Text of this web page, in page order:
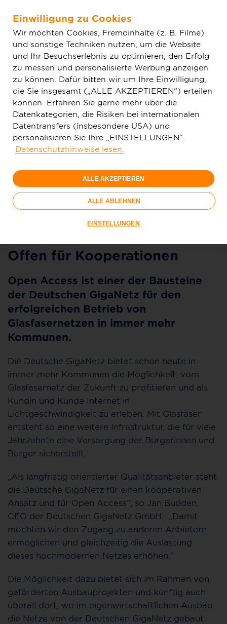
Zum Hauptinhalt springen
Aktuelles
Offen für Kooperationen
Open Access ist einer der Bausteine
der Deutschen GigaNetz für den
erfolgreichen Betrieb von
Glasfasernetzen in immer mehr
Kommunen.
Die Deutsche GigaNetz bietet schon heute in
immer mehr Kommunen die Möglichkeit, vom
Glasfasernetz der Zukunft zu profitieren und als
Kundin und Kunde Internet in
Lichtgeschwindigkeit zu erleben. Mit Glasfaser
entsteht so eine weitere Infrastruktur, die für viele
Jahrzehnte eine Versorgung der Bürgerinnen und
Bürger sicherstellt.
„Als langfristig orientierter Qualitätsanbieter steht
die Deutsche GigaNetz für einen kooperativen
Ansatz und für Open Access“, so Jan Budden,
CEO der Deutschen GigaNetz GmbH. „Damit
möchten wir den Zugang zu anderen Anbietern
ermöglichen und gleichzeitig die Auslastung
dieses hochmodernen Netzes erhöhen.“
Die Möglichkeit dazu bietet sich im Rahmen von
geförderten Ausbauprojekten und künftig auch
überall dort, wo im eigenwirtschaftlichen Ausbau
die Netze von der Deutschen GigaNetz gebaut
Einwilligung zu Cookies
Wir möchten Cookies, Fremdinhalte (z. B. Filme)
und sonstige Techniken nutzen, um die Website
und Ihr Besuchserlebnis zu optimieren, den Erfolg
zu messen und personalisierte Werbung anzeigen
zu können. Dafür bitten wir um Ihre Einwilligung,
die Sie insgesamt („ALLE AKZEPTIEREN“) erteilen
können. Erfahren Sie gerne mehr über die
Datenkategorien, die Risiken bei internationalen
Datentransfers (insbesondere USA) und
personalisieren Sie Ihre „EINSTELLUNGEN“.
Datenschutzhinweise lesen.
ALLE AKZEPTIEREN
ALLE ABLEHNEN
EINSTELLUNGEN